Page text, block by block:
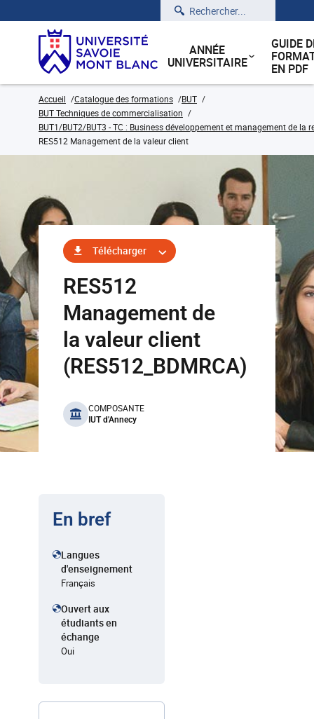
Rechercher
ANNÉE
UNIVERSITAIRE
GUIDE
EN PDF
Accueil Catalogue des formations
BUT
BUT Techniques de commercialisation
BUT1/BUT2/BUT3 - TC : Business développement et management de la
RES512 Management de la valeur client
Télécharger
RES512
Management de
la valeur client
(RES512_BDMRCA)
benefits
COMPOSANTE
IUT d'Annecy
En bref
Langues
d'enseignement
Français
Ouvert aux
étudiants en
échange
Oui